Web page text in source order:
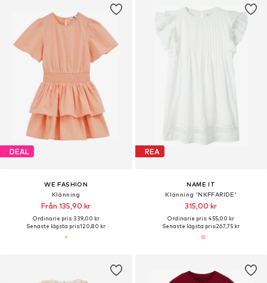
DEAL
WE FASHION
Klänning
Från 135,90 kr
Ordinarie pris: 339,00 kr
Senaste lägsta pris:120,80 kr
REA
NAME IT
Klänning 'NKFFARIDE'
315,00 kr
Ordinarie pris: 455,00 kr
Senaste lägsta pris:267,75 kr